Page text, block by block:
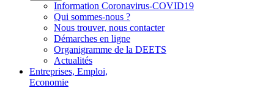
Information Coronavirus-COVID19
Qui sommes-nous ?
Nous trouver, nous contacter
Démarches en ligne
Organigramme de la DEETS
Actualités
Entreprises, Emploi,
Economie